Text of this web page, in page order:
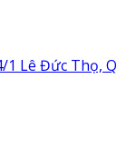
1 Lê Đức Thọ, Q